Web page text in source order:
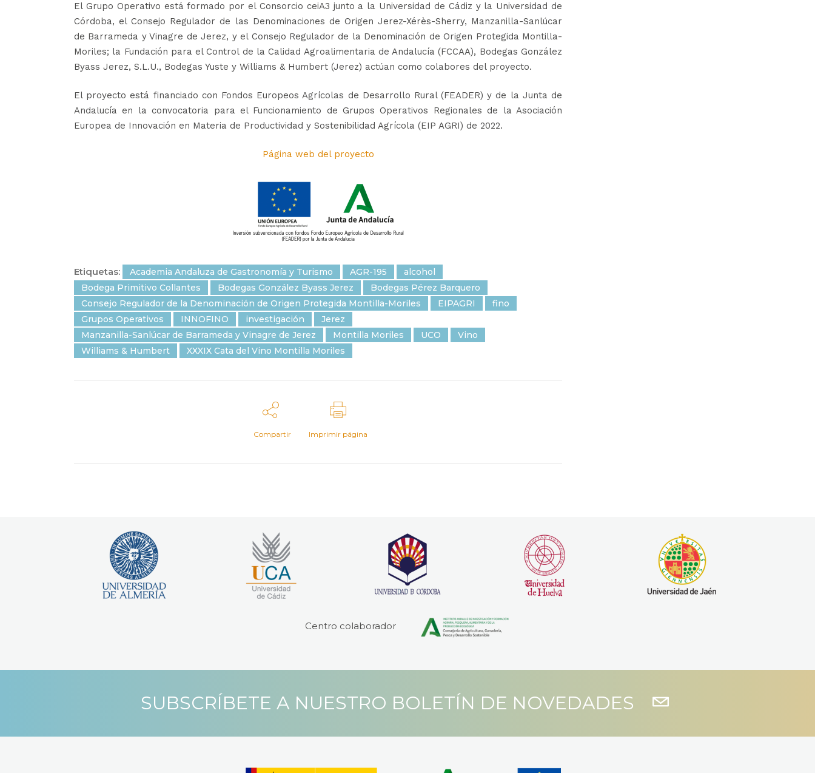
El Grupo Operativo está formado por el Consorcio ceiA3 junto a la Universidad de Cádiz y la Universidad de
Córdoba, el Consejo Regulador de las Denominaciones de Origen Jerez-Xérès-Sherry, Manzanilla-Sanlúcar
de Barrameda y Vinagre de Jerez, y el Consejo Regulador de la Denominación de Origen Protegida Montilla-
Moriles; la Fundación para el Control de la Calidad Agroalimentaria de Andalucía (FCCAA), Bodegas González
Byass Jerez, S.L.U., Bodegas Yuste y Williams & Humbert (Jerez) actúan como colabores del proyecto.
El proyecto está financiado con Fondos Europeos Agrícolas de Desarrollo Rural (FEADER) y de la Junta de
Andalucía en la convocatoria para el Funcionamiento de Grupos Operativos Regionales de la Asociación
Europea de Innovación en Materia de Productividad y Sostenibilidad Agrícola (EIP AGRI) de 2022.
Página web del proyecto
Etiquetas: Academia Andaluza de Gastronomía y Turismo AGR-195
alcohol
Bodega Primitivo Collantes
Bodegas González Byass Jerez
Bodegas Pérez Barquero
Consejo Regulador de la Denominación de Origen Protegida Montilla-Moriles
EIPAGRI
fino
Grupos Operativos
INNOFINO investigación
Jerez
Manzanilla-Sanlúcar de Barrameda y Vinagre de Jerez
Montilla Moriles UCO
Vino
Williams & Humbert
XXXIX Cata del Vino Montilla Moriles
Compartir Imprimir página
Centro colaborador
SUBSCRÍBETE A NUESTRO BOLETÍN DE NOVEDADES